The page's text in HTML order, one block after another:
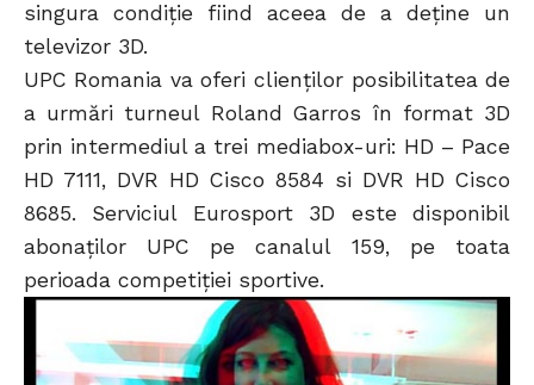
singura condiție fiind aceea de a deține un
televizor 3D.
UPC Romania va oferi clienților posibilitatea de
a urmări turneul Roland Garros în format 3D
prin intermediul a trei mediabox-uri: HD – Pace
HD 7111, DVR HD Cisco 8584 si DVR HD Cisco
8685. Serviciul Eurosport 3D este disponibil
abonaților UPC pe canalul 159, pe toata
perioada competiției sportive.